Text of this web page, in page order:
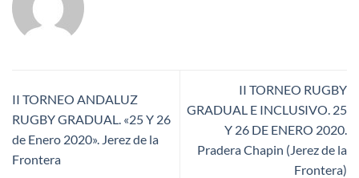
II TORNEO ANDALUZ
RUGBY GRADUAL. «25 Y 26
de Enero 2020». Jerez de la
Frontera
II TORNEO RUGBY
GRADUAL E INCLUSIVO. 25
Y 26 DE ENERO 2020.
Pradera Chapin (Jerez de la
Frontera)